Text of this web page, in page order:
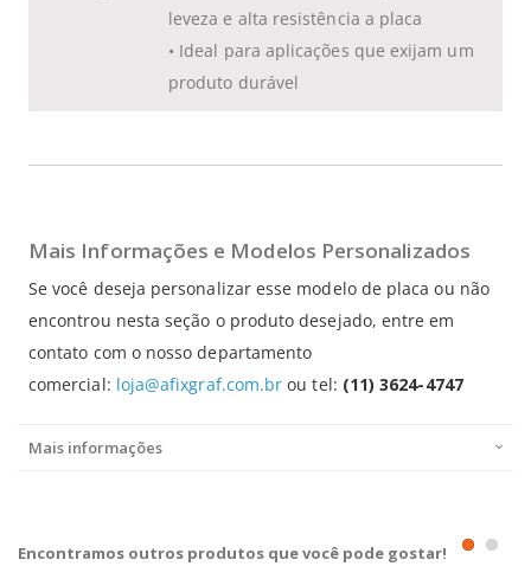
leveza e alta resistência a placa
• Ideal para aplicações que exijam um
produto durável
Mais Informações e Modelos Personalizados
Se você deseja personalizar esse modelo de placa ou não
encontrou nesta seção o produto desejado, entre em
contato com o nosso departamento
comercial: loja@afixgraf.com.br ou tel: (11) 3624-4747
Mais informações
Encontramos outros produtos que você pode gostar!